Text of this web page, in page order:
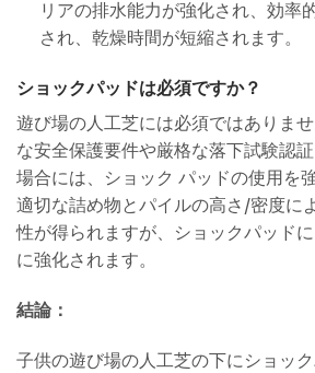
リアの排水能力が強化され、効率
され、乾燥時間が短縮されます。
ショックパッドは必須ですか？
遊び場の人工芝には必須ではありま
な安全保護要件や厳格な落下試験認
場合には、ショック パッドの使用を
適切な詰め物とパイルの高さ/密度に
性が得られますが、ショックパッド
に強化されます。
結論：
子供の遊び場の人工芝の下にショッ